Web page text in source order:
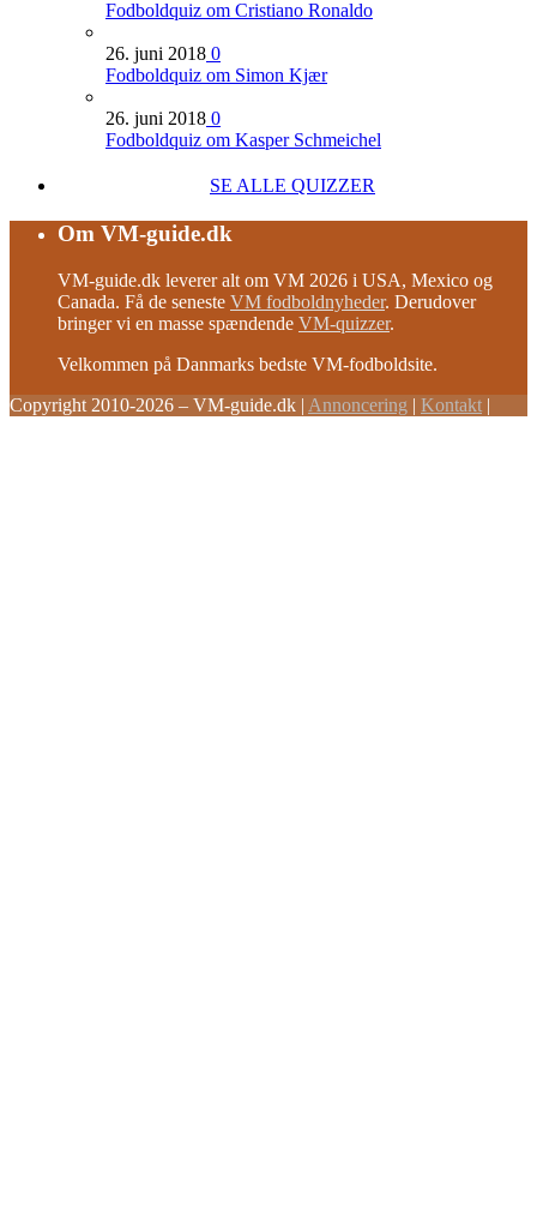
Fodboldquiz om Cristiano Ronaldo
26. juni 2018 0
Fodboldquiz om Simon Kjær
26. juni 2018 0
Fodboldquiz om Kasper Schmeichel
SE ALLE QUIZZER
Om VM-guide.dk
VM-guide.dk leverer alt om VM 2026 i USA, Mexico og
Canada. Få de seneste VM fodboldnyheder. Derudover
bringer vi en masse spændende VM-quizzer.
Velkommen på Danmarks bedste VM-fodboldsite.
Copyright 2010-2026 – VM-guide.dk | Annoncering | Kontakt |